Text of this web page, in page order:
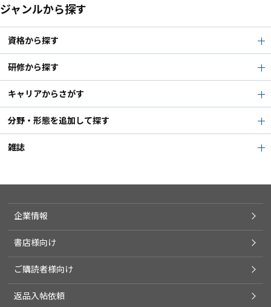
ジャンルから探す
資格から探す
研修から探す
キャリアからさがす
分野・形態を追加して探す
雑誌
企業情報
書店様向け
ご購読者様向け
返品入帖依頼